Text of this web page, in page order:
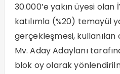
30.000’e yakın üyesi
katılımla (%20) temayül
gerçekleşmesi,
Mv. Aday Adaylanı
blok oy olarak